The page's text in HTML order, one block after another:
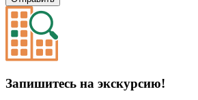
Запишитесь на экскурсию!